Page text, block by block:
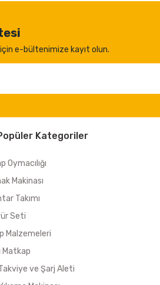
e-bültenimize kayıt olun.
Kategoriler
Oymacılığı
Makinası
Takımı
Seti
Malzemeleri
Matkap
ve Şarj Aleti